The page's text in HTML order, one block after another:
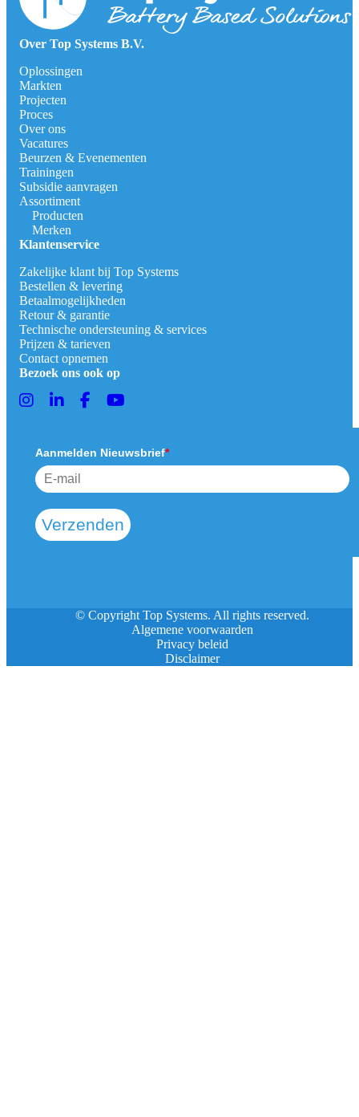
Over Top Systems B.V.
Oplossingen
Markten
Projecten
Proces
Over ons
Vacatures
Beurzen & Evenementen
Trainingen
Subsidie aanvragen
Assortiment
Producten
Merken
Klantenservice
Zakelijke klant bij Top Systems
Bestellen & levering
Betaalmogelijkheden
Retour & garantie
Technische ondersteuning & services
Prijzen & tarieven
Contact opnemen
Bezoek ons ook op
Aanmelden Nieuwsbrief*
Verzenden
© Copyright Top Systems. All rights reserved.
Algemene voorwaarden
Privacy beleid
Disclaimer